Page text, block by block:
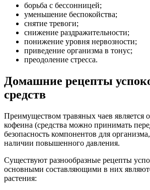
борьба с бессонницей;
уменьшение беспокойства;
снятие тревоги;
снижение раздражительности;
понижение уровня нервозности;
приведение организма в тонус;
преодоление стресса.
Домашние рецепты
средств
Преимуществом травяных чаев является
кофеина (средства можно принимать
безопасность компонентов для
наличии повышенного давления.
Существуют разнообразные рецепты
основными составляющими в них
растения: